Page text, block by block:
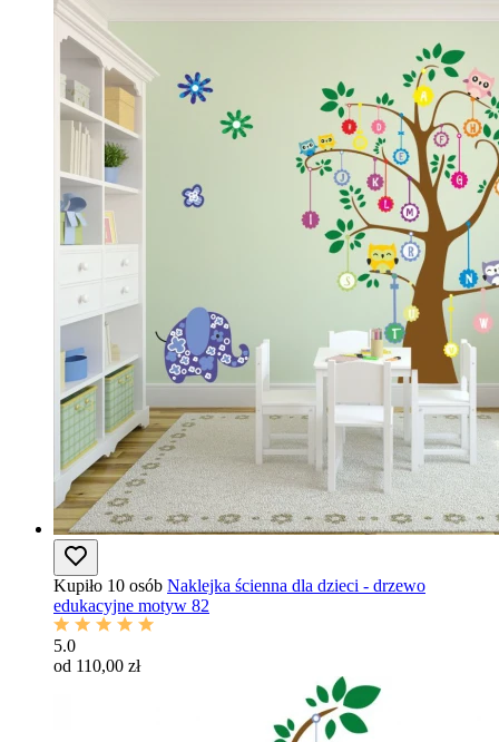
Kupiło 10 osób Naklejka ścienna dla dzieci - drzewo
edukacyjne motyw 82
5.0
od 110,00 zł